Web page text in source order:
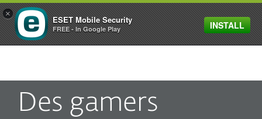
MENU
Des gamers
×
ESET Mobile Security
FREE - In Google Play INSTALL